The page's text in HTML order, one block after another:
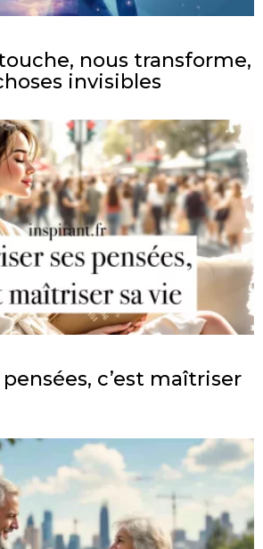
nous transforme,
invisibles
c’est maîtriser